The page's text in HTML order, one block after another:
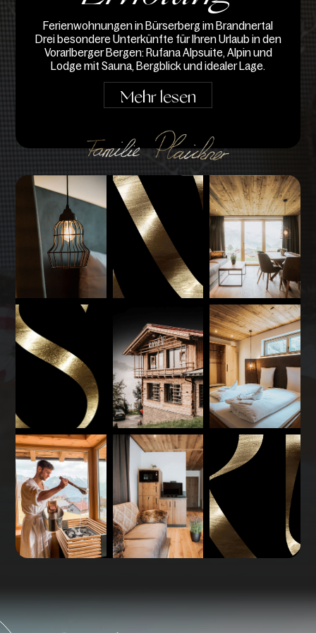
Ferienwohnungen in Bürserberg im Brandnertal
Drei besondere Unterkünfte für Ihren Urlaub in den
Vorarlberger Bergen: Rufana Alpsuite, Alpin und
Lodge mit Sauna, Bergblick und idealer Lage.
Mehr lesen